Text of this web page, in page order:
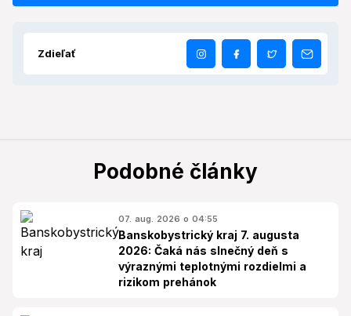
Zdieľať
Podobné články
07. aug. 2026 o 04:55
Banskobystrický kraj 7. augusta
2026: Čaká nás slnečný deň s
výraznými teplotnými rozdielmi a
rizikom prehánok